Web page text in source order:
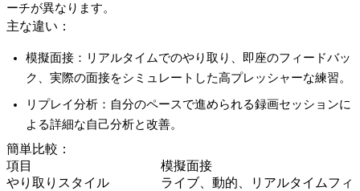
ーチが異なります。
主な違い：
模擬面接 ：リアルタイムでのやり取り、即座のフィードバッ
ク、実際の面接をシミュレートした高プレッシャーな練習。
リプレイ分析 ：自分のペースで進められる録画セッションに
よる詳細な自己分析と改善。
簡単比較：
項目
模擬面接
やり取りスタイル
ライブ、動的、リアルタイムフィ